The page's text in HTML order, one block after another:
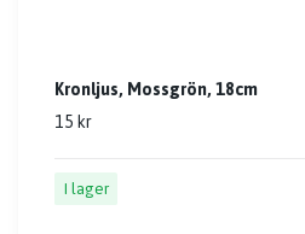
Kronljus, Mossgrön, 18cm
15 kr
I lager